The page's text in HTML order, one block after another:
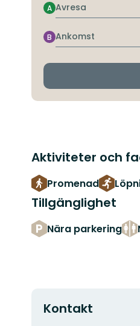
Avresa
A
Ankomst
B
Aktiviteter och
Promenad
Tillgänglighet
Nära parkering
Kontakt